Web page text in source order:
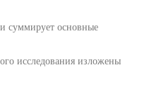
суммирует основные
исследования изложены